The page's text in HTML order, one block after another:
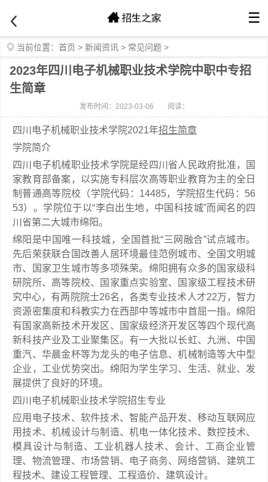
☰
当前位置： 首页 > 新闻资讯 > 常见问题 >
2023年四川电子机械职业技术学院中职中专招
生简章
发布时间：2023-03-06 阅读：
四川电子机械职业技术学院2021年招生简章
学院简介
四川电子机械职业技术学院是经四川省人民政府批准，国
家教育部备案，以实施专科层次高等职业教育为主的全日
制普通高等院校（学院代码：14485，学院招生代码：56
53）。学院位于以“李白出生地，中国科技城”而闻名的四
川省第二大城市绵阳。
绵阳是中国唯一科技城，全国首批“三网融合”试点城市。
先后荣获联合国改善人居环境最佳范例城市、全国文明城
市、国家卫生城市等多项殊荣。绵阳拥有众多的国家级科
研院所、高等院校、国家重点实验室、国家级工程技术研
究中心，有两院院士26名，各类专业技术人才22万，智力
资源密集度和科教实力在西部中等城市中首屈一指。绵阳
有国家高新技术开发区、国家级经济开发区等四个现代高
新科技产业及工业聚集区。有一大批以长虹、九洲、中国
重汽、华晨金杯等为龙头的电子信息、机械制造等大中型
企业，工业优势突出。绵阳为学生学习、生活、就业、发
展提供了良好的环境。
四川电子机械职业技术学院招生专业
应用电子技术、软件技术、智能产品开发、移动互联网应
用技术、机械设计与制造、机电一体化技术、数控技术、
模具设计与制造、工业机器人技术、会计、工商企业管
理、物流管理、市场营销、电子商务、网络营销、建筑工
程技术、建设工程管理、工程造价、建筑设计。